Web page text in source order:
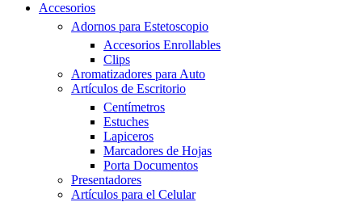
Accesorios
Adornos para Estetoscopio
Accesorios Enrollables
Clips
Aromatizadores para Auto
Artículos de Escritorio
Centímetros
Estuches
Lapiceros
Marcadores de Hojas
Porta Documentos
Presentadores
Artículos para el Celular